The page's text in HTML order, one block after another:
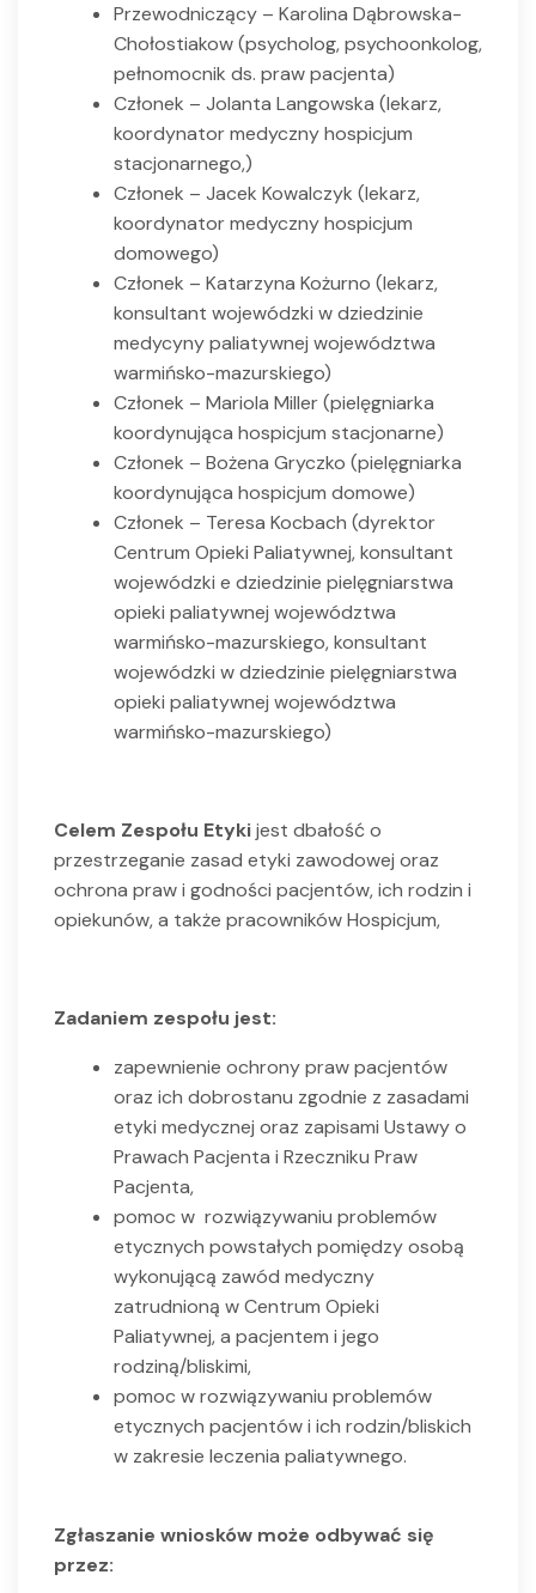
Przewodniczący – Karolina Dąbrowska-
Chołostiakow (psycholog, psychoonkolog,
pełnomocnik ds. praw pacjenta)
Członek – Jolanta Langowska (lekarz,
koordynator medyczny hospicjum
stacjonarnego,)
Członek – Jacek Kowalczyk (lekarz,
koordynator medyczny hospicjum
domowego)
Członek – Katarzyna Kożurno (lekarz,
konsultant wojewódzki w dziedzinie
medycyny paliatywnej województwa
warmińsko-mazurskiego)
Członek – Mariola Miller (pielęgniarka
koordynująca hospicjum stacjonarne)
Członek – Bożena Gryczko (pielęgniarka
koordynująca hospicjum domowe)
Członek – Teresa Kocbach (dyrektor
Centrum Opieki Paliatywnej, konsultant
wojewódzki e dziedzinie pielęgniarstwa
opieki paliatywnej województwa
warmińsko-mazurskiego, konsultant
wojewódzki w dziedzinie pielęgniarstwa
opieki paliatywnej województwa
warmińsko-mazurskiego)
Celem Zespołu Etykijest dbałość o
przestrzeganie zasad etyki zawodowej oraz
ochrona praw i godności pacjentów, ich rodzin i
opiekunów, a także pracowników Hospicjum,
Zadaniem zespołu jest:
zapewnienie ochrony praw pacjentów
oraz ich dobrostanu zgodnie z zasadami
etyki medycznej oraz zapisami Ustawy o
Prawach Pacjenta i Rzeczniku Praw
Pacjenta,
pomoc w rozwiązywaniu problemów
etycznych powstałych pomiędzy osobą
wykonującą zawód medyczny
zatrudnioną w Centrum Opieki
Paliatywnej, a pacjentem i jego
rodziną/bliskimi,
pomoc w rozwiązywaniu problemów
etycznych pacjentów i ich rodzin/bliskich
w zakresie leczenia paliatywnego.
Zgłaszanie wniosków może odbywać się
przez: